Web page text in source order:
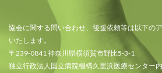
協会に関する問い合わせ、後援依頼等は以下の
いたします。
〒239-0841 神奈川県横須賀市野比5-3-1
独立行政法人国立病院機構久里浜医療センター